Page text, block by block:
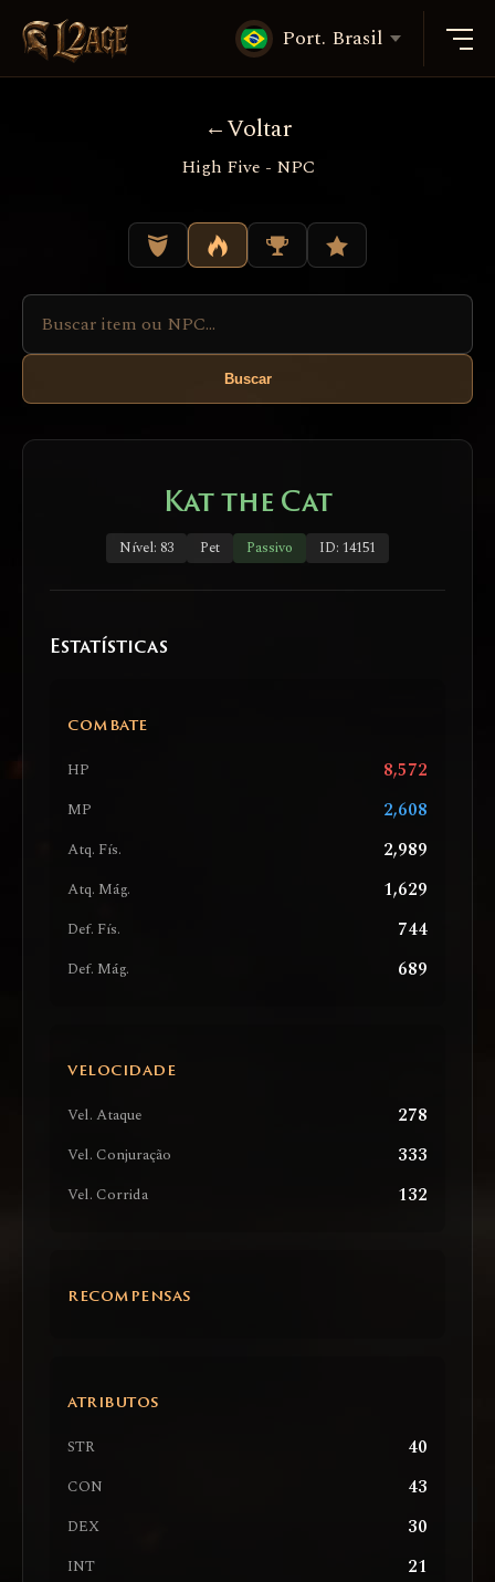
Port. Brasil
Voltar
High Five - NPC
Buscar
Kat the Cat
Nível: 83 Pet Passivo ID: 14151
Estatísticas
COMBATE
HP 8,572
MP 2,608
Atq. Fís. 2,989
Atq. Mág. 1,629
Def. Fís. 744
Def. Mág. 689
VELOCIDADE
Vel. Ataque 278
Vel. Conjuração 333
Vel. Corrida 132
RECOMPENSAS
ATRIBUTOS
STR 40
CON 43
DEX 30
INT 21